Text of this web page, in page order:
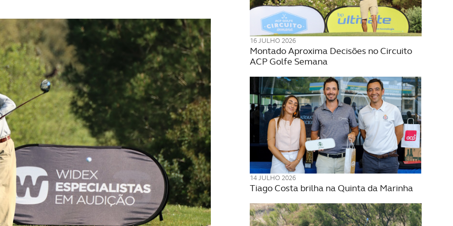
16 JULHO 2026
Montado Aproxima Decisões no Circuito
ACP Golfe Semana
14 JULHO 2026
Tiago Costa brilha na Quinta da Marinha